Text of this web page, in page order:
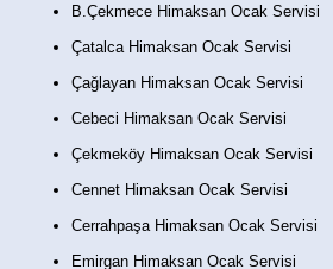
B.Çekmece Himaksan Ocak Servisi
Çatalca Himaksan Ocak Servisi
Çağlayan Himaksan Ocak Servisi
Cebeci Himaksan Ocak Servisi
Çekmeköy Himaksan Ocak Servisi
Cennet Himaksan Ocak Servisi
Cerrahpaşa Himaksan Ocak Servisi
Emirgan Himaksan Ocak Servisi